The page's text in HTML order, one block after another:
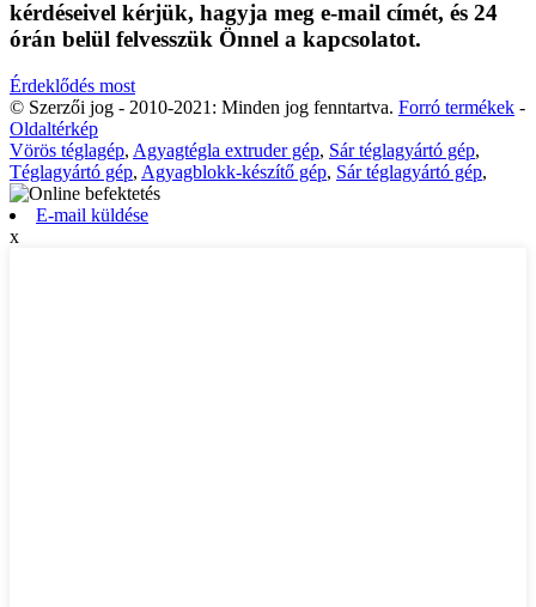
kérdéseivel kérjük, hagyja meg e-mail címét, és 24
órán belül felvesszük Önnel a kapcsolatot.
Érdeklődés most
© Szerzői jog - 2010-2021: Minden jog fenntartva. Forró termékek -
Oldaltérkép
Vörös téglagép, Agyagtégla extruder gép, Sár téglagyártó gép,
Téglagyártó gép, Agyagblokk-készítő gép, Sár téglagyártó gép,
E-mail küldése
x